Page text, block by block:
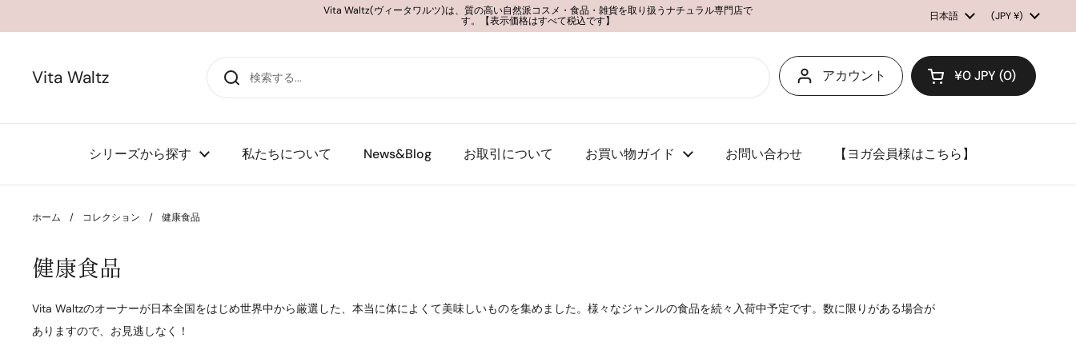
Vita Waltz(ヴィータワルツ)は、質の高い自然派コスメ・食品・雑貨を取り扱うナチュラル専門店で
す。【表示価格はすべて税込です】
言語
日本語 国/地域
(JPY ¥)
Vita Waltz アカウント カートを開く
¥0 JPY 0
シリーズから探す 私たちについて News&Blog お取引について お買い物ガイド お問い合わせ 【ヨガ会員様はこちら】
ホーム / コレクション / 健康食品
健康食品
Vita Waltzのオーナーが日本全国をはじめ世界中から厳選した、本当に体によくて美味しいものを集めました。様々なジャンルの食品を続々入荷中予定です。数に限りがある場合が
ありますので、お見逃しなく！